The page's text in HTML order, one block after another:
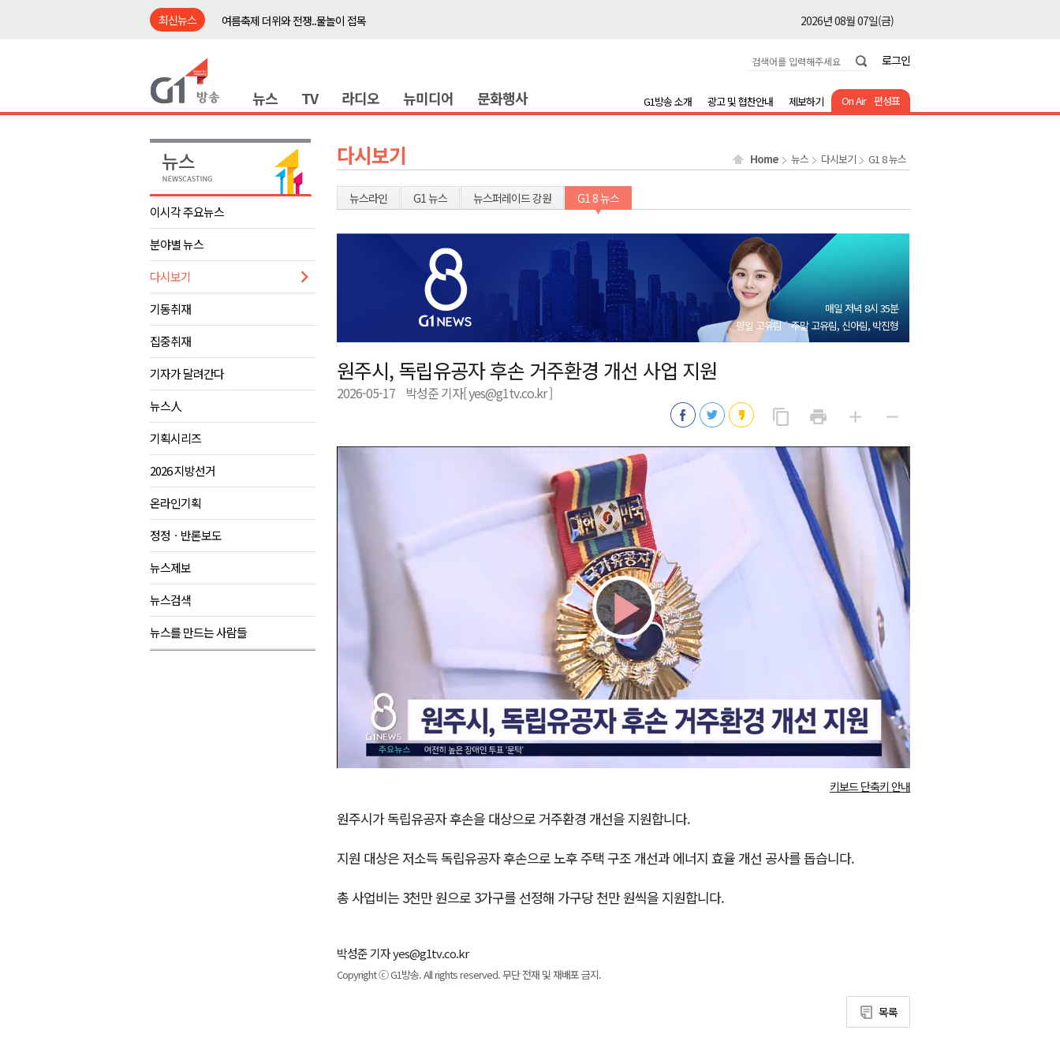
최신뉴스
여름축제 더위와 전쟁..물놀이 접목
2026년 08월 07일(금)
2026년 08월 07일(금)
검찰청 폐지..해결 과제 산적
2026년 08월 07일(금)
영월군, 국·도비 확보 보고회 개최
삼척 공공산후조리원 이전 시급
2026년 08월 07일(금)
강원자치도교육청 교감급 이상 387명 인사
2026년 08월 07일(금)
여름축제 더위와 전쟁..물놀이 접목
2026년 08월 07일(금)
강원도, 최휘영 문체부장관과 정책간담회
2026년 08월 07일(금)
이광재 국회 예결위원장, 강릉시 초청 특별 강연
2026년 08월 07일(금)
육동한 시장, 국제스케이트장 춘천 유치 건의
영월군, 국·도비 확보 보고회 개최
삼척 공공산후조리원 이전 시급
2026년 08월 07일(금)
강원자치도교육청 교감급 이상 387명 인사
2026년 08월 07일(금)
로그인
뉴스 TV 라디오 뉴미디어 문화행사 On Air 편성표
G1방송 소개 광고 및 협찬안내 제보하기
이시각 주요뉴스
분야별 뉴스
다시보기
기동취재
집중취재
기자가 달려간다
뉴스人
기획시리즈
2026 지방선거
온라인기획
정정ㆍ반론보도
뉴스제보
뉴스검색
뉴스를 만드는 사람들
다시보기 Home 뉴스 다시보기 G1 8 뉴스
뉴스라인 G1 뉴스 뉴스퍼레이드 강원 G1 8 뉴스
매일 저녁 8시 35분
평일 고유림
주말 고유림, 신아림, 박진형
원주시, 독립유공자 후손 거주환경 개선 사업 지원
2026-05-17 박성준 기자[ yes@g1tv.co.kr ]
content_copy
사
print add
게
remove
게
Play
Video
키보드 단축키 안내
원주시가 독립유공자 후손을 대상으로 거주환경 개선을 지원합니다.
지원 대상은 저소득 독립유공자 후손으로 노후 주택 구조 개선과 에너지 효율 개선 공사를 돕습니다.
총 사업비는 3천만 원으로 3가구를 선정해 가구당 천만 원씩을 지원합니다.
박성준 기자 yes@g1tv.co.kr
Copyright ⓒ G1방송. All rights reserved. 무단 전재 및 재배포 금지.
목록